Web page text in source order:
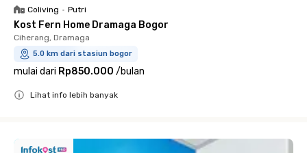
Coliving • Putri
Kost Fern Home Dramaga Bogor
Ciherang, Dramaga
5.0 km dari stasiun bogor
mulai dari Rp850.000 /bulan
Lihat info lebih banyak